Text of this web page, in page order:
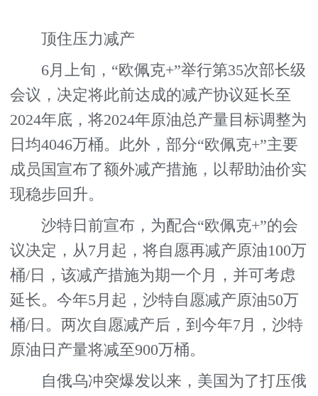
顶住压力减产
6月上旬，“欧佩克+”举行第35次部长级
会议，决定将此前达成的减产协议延长至
2024年底，将2024年原油总产量目标调整为
日均4046万桶。此外，部分“欧佩克+”主要
成员国宣布了额外减产措施，以帮助油价实
现稳步回升。
沙特日前宣布，为配合“欧佩克+”的会
议决定，从7月起，将自愿再减产原油100万
桶/日，该减产措施为期一个月，并可考虑
延长。今年5月起，沙特自愿减产原油50万
桶/日。两次自愿减产后，到今年7月，沙特
原油日产量将减至900万桶。
自俄乌冲突爆发以来，美国为了打压俄